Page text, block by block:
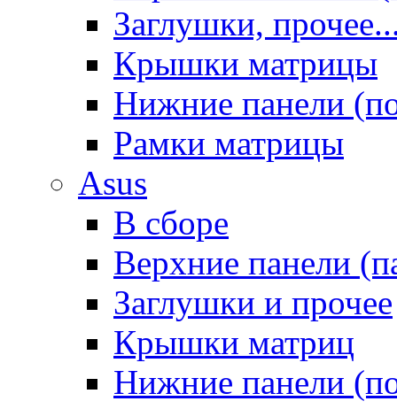
Заглушки,
Крышки матрицы
Нижние панели
Рамки матрицы
Asus
В сборе
Верхние панели
Заглушки и прочее
Крышки матриц
Нижние панели